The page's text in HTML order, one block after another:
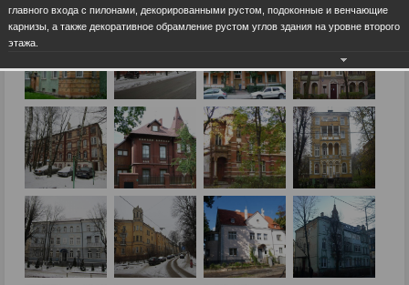
главного входа с пилонами, декорированными рустом, подоконные и венчающие
карнизы, а также декоративное обрамление рустом углов здания на уровне второго
этажа.